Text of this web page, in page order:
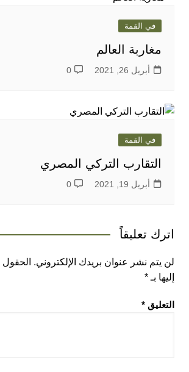
في القمة
مغاربة العالم
أبريل 26, 2021 0
في القمة
التقارب التركي المصري
أبريل 19, 2021 0
اترك تعليقاً
لن يتم نشر عنوان بريدك الإلكتروني. الحقول
إليها بـ *
التعليق *